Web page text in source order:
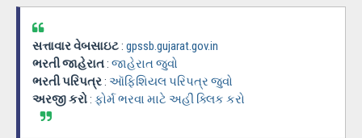
સત્તાવાર વેબસાઇટ: gpssb.gujarat.gov.in
ભરતી જાહેરાત: જાહેરાત જુવો
ભરતી પરિપત્ર: ઑફિશિયલ પરિપત્ર જુવો
અરજી કરો: ફોર્મ ભરવા માટે અહીં ક્લિક કરો